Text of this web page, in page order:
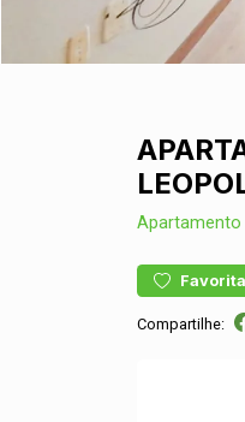
Apartamento
Compartilhe: